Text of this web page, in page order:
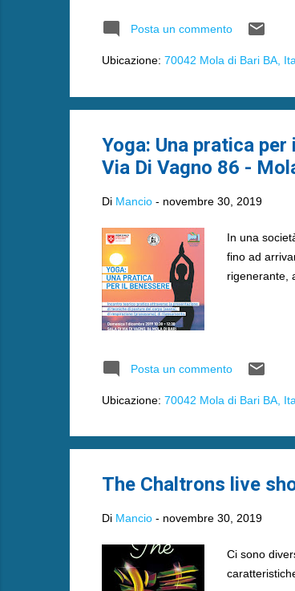
Posta un commento
Ubicazione: 70042 Mola di Bari BA,
Yoga: Una pratica
Via Di Vagno 86 -
Di Mancio - novembre 30, 2019
In una
fino ad
rigenerante,
Posta un commento
Ubicazione: 70042 Mola di Bari BA,
The Chaltrons live
Di Mancio - novembre 30, 2019
Ci sono